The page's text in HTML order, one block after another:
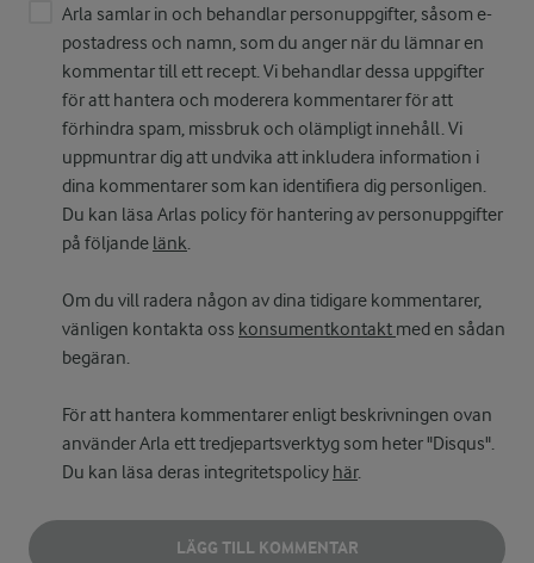
Arla samlar in och behandlar personuppgifter, såsom e-
postadress och namn, som du anger när du lämnar en
kommentar till ett recept. Vi behandlar dessa uppgifter
för att hantera och moderera kommentarer för att
förhindra spam, missbruk och olämpligt innehåll. Vi
uppmuntrar dig att undvika att inkludera information i
dina kommentarer som kan identifiera dig personligen.
Du kan läsa Arlas policy för hantering av personuppgifter
på följande länk.
Om du vill radera någon av dina tidigare kommentarer,
vänligen kontakta oss konsumentkontakt med en sådan
begäran.
För att hantera kommentarer enligt beskrivningen ovan
använder Arla ett tredjepartsverktyg som heter "Disqus".
Du kan läsa deras integritetspolicy här.
LÄGG TILL KOMMENTAR